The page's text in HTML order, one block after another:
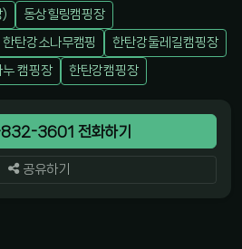
)
동상힐링캠핑장
한탄강소나무캠핑
한탄강둘레길캠핑장
캠핑장 한탄강캠핑장
3601 전화하기
공유하기